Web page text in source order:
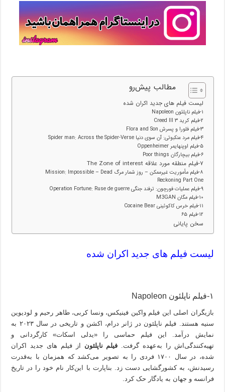
مطالب پیش‌رو
لیست فیلم های جدید اکران شده
۱-فیلم ناپلئون Napoleon
۲-فیلم کرید ۳ Creed III
۳-فیلم فلورا و پسرش Flora and Son
۴-فیلم مرد عنکبوتی: آن سوی دنیا Spider man: Across the Spider-Verse
۵-فیلم اوپنهایمر Oppenheimer
۶-فیلم بیچارگان Poor things
۷-فیلم منطقه مورد علاقه The Zone of interest
۸-فیلم مأموریت غیرممکن – روز شمار مرگ Mission: Impossible – Dead
Reckoning Part One
۹-فیلم عملیات فورچون: ترفند جنگی Operation Fortune: Ruse de guerre
۱۰-فیلم مگان M3GAN
۱۱-فیلم خرس کاکوئینی Cocaine Bear
۱۲-فیلم ۶۵
سخن پایانی
لیست فیلم های جدید اکران شده
۱-فیلم ناپلئون Napoleon
بازیگران اصلی این فیلم واکین فینیکس، ونسا کربی، طاهر رحیم و لودیوین
سنیه هستند. فیلم ناپلئون در ژانر درام، اکشن و تاریخی در سال ۲۰۲۳ به
نمایش درآمد. این فیلم حماسی را «یدلی اسکات» کارگردانی و
تهیه‌کنندگی‌اش را به‌عهده گرفت. فیلم ناپلئون از فیلم های جدید اکران
شده، در سال ۱۷۰۰ فردی را به تصویر می‌کشد که همزمان با به‌قدرت
رسیدنش، به کشورگشایی دست زد. بناپارت با این‌کار نام خود را در تاریخ
فرانسه و جهان به یادگار حک کرد.